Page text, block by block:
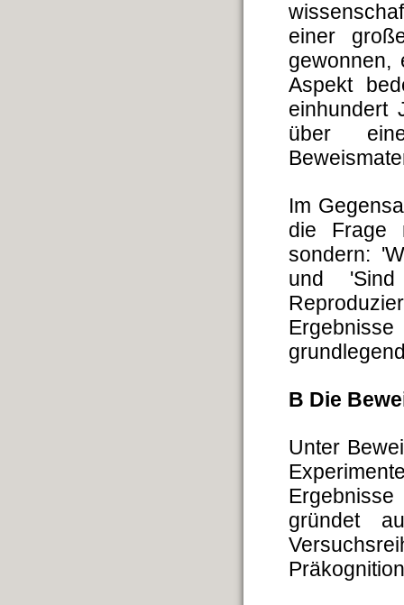
einer
gewonnen,
Aspekt
einhundert
über
Im
die Frage
sondern:
und
B Die
Unter
gründet